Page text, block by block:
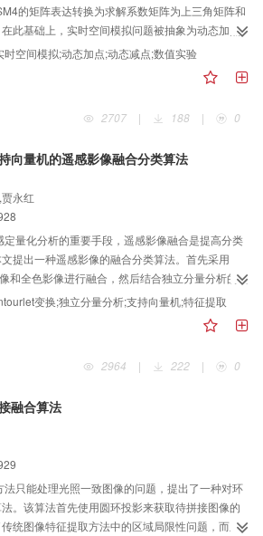
的矩阵表达转换为求解系数矩阵为上三角矩阵和
此基础上，实时空间模拟问题被抽象为动态加点
适用于实时模拟的HASM5。数值实验结果表明，
新采样点形成的矩阵进行矩阵分解；而HASM5的
子矩阵计算即可。
时空间模拟;动态加点;动态减点;数值实验
2707
| 188 | 0
向量机的遥感影像融合分类算法
永红
量化分析的重要手段，遥感影像融合是提高分类
提出一种遥感影像的融合分类算法。首先采用
和全色影像进行融合，然后结合独立分量分析的去
捕捉影像重要边缘信息、纹理信息的能力，提取
并用支持向量机实现分类。与其他算法的主、客观
效果较好，可有效地提高遥感影像的分类精度。
变换;独立分量分析;支持向量机;特征提取
2964
| 222 | 0
融合算法
只能处理光照一致图像的问题，提出了一种对环
。该算法首先使用圆环投影来获取待拼接图像的
统图像特征提取方法中的区域局限性问题，而且